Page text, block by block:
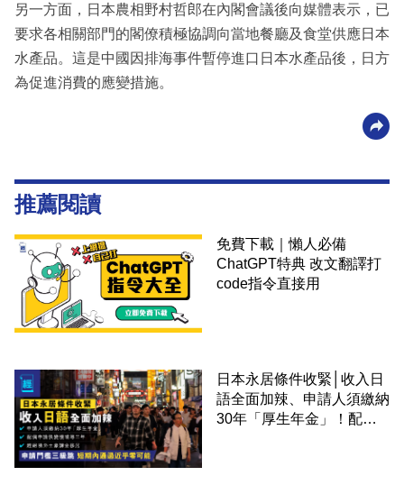
另一方面，日本農相野村哲郎在內閣會議後向媒體表示，已
要求各相關部門的閣僚積極協調向當地餐廳及食堂供應日本
水產品。這是中國因排海事件暫停進口日本水產品後，日方
為促進消費的應變措施。
推薦閱讀
免費下載｜懶人必備
ChatGPT特典 改文翻譯打
code指令直接用
日本永居條件收緊│收入日
語全面加辣、申請人須繳納
30年「厚生年金」！配偶